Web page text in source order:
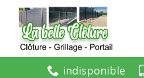
indisponible